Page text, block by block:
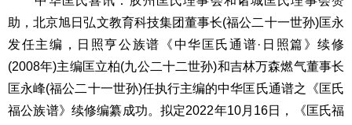
助，北京旭日弘文教育科技集团董事长(福公二十一世孙)匡永
发任主编，日照亨公族谱《中华匡氏通谱·日照篇》续修
(2008年)主编匡立柏(九公二十二世孙)和吉林万森燃气董事长
匡永峰(福公二十一世孙)任执行主编的中华匡氏通谱之《匡氏
福公族谱》续修编纂成功。拟定2022年10月16日，《匡氏福